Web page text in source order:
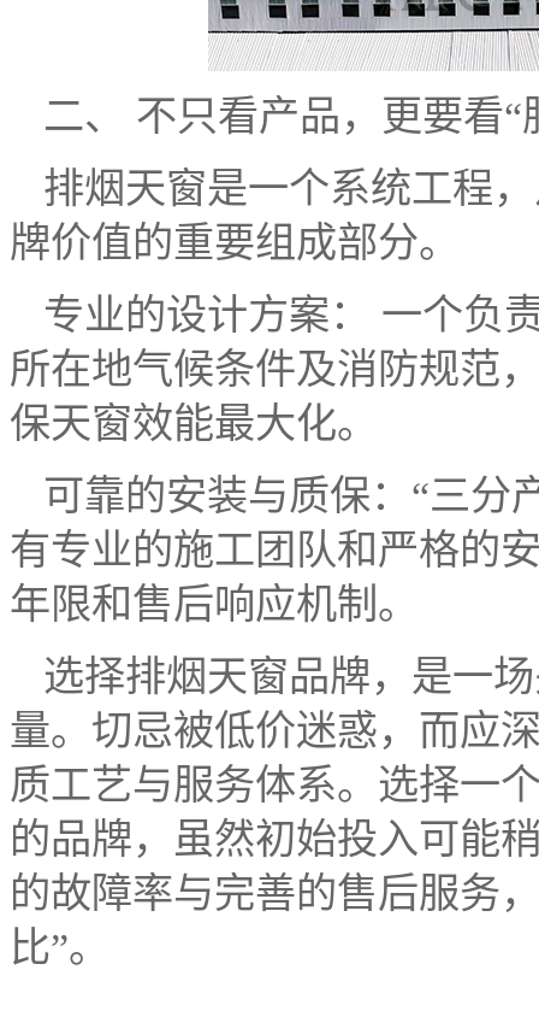
二、 不只看产品，更要看“
排烟天窗是一个系统工程
牌价值的重要组成部分。
专业的设计方案： 一个负
所在地气候条件及消防规范
保天窗效能最大化。
可靠的安装与质保：“三分
有专业的施工团队和严格的
年限和售后响应机制。
选择排烟天窗品牌，是一
量。切忌被低价迷惑，而应
质工艺与服务体系。选择一
的品牌，虽然初始投入可能
的故障率与完善的售后服务
比”。